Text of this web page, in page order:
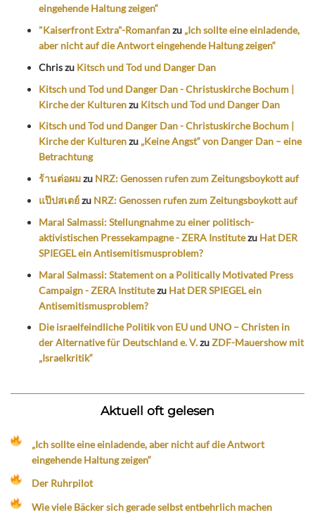
eingehende Haltung zeigen“
"Kaiserfront Extra"-Romanfanzu „Ich sollte eine einladende,
aber nicht auf die Antwort eingehende Haltung zeigen“
Chriszu Kitsch und Tod und Danger Dan
Kitsch und Tod und Danger Dan - Christuskirche Bochum |
Kirche der Kulturenzu Kitsch und Tod und Danger Dan
Kitsch und Tod und Danger Dan - Christuskirche Bochum |
Kirche der Kulturenzu „Keine Angst“ von Danger Dan – eine
Betrachtung
ร้านต่อผมzu NRZ: Genossen rufen zum Zeitungsboykott auf
แป๊ปสเตย์zu NRZ: Genossen rufen zum Zeitungsboykott auf
Maral Salmassi: Stellungnahme zu einer politisch-
aktivistischen Pressekampagne - ZERA Institutezu Hat DER
SPIEGEL ein Antisemitismusproblem?
Maral Salmassi: Statement on a Politically Motivated Press
Campaign - ZERA Institutezu Hat DER SPIEGEL ein
Antisemitismusproblem?
Die israelfeindliche Politik von EU und UNO – Christen in
der Alternative für Deutschland e. V.zuZDF-Mauershow mit
„Israelkritik“
Aktuell oft gelesen
„Ich sollte eine einladende, aber nicht auf die Antwort
eingehende Haltung zeigen“
Der Ruhrpilot
Wie viele Bäcker sich gerade selbst entbehrlich machen